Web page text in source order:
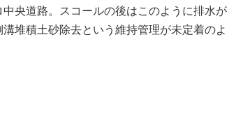
央道路。スコールの後はこのように排水が
堆積土砂除去という維持管理が未定着のよ